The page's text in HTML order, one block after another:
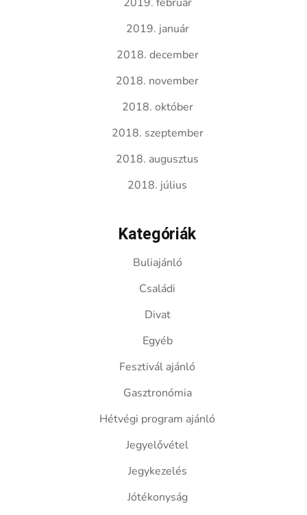
2019. január
2018. december
2018. november
2018. október
2018. szeptember
2018. augusztus
2018. július
Kategóriák
Buliajánló
Családi
Divat
Egyéb
Fesztivál ajánló
Gasztronómia
Hétvégi program ajánló
Jegyelővétel
Jegykezelés
Jótékonyság